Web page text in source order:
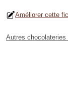
Améliorer cette
Autres chocolateries